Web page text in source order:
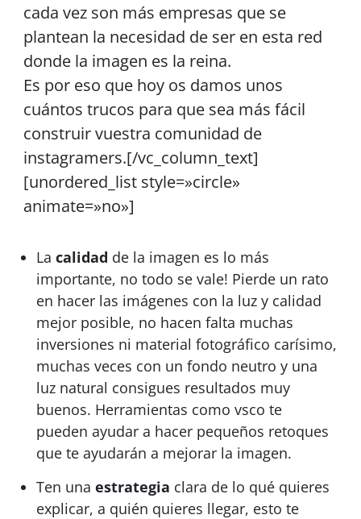
cada vez son más empresas que se
plantean la necesidad de ser en esta red
donde la imagen es la reina.
Es por eso que hoy os damos unos
cuántos trucos para que sea más fácil
construir vuestra comunidad de
instagramers.[/vc_column_text]
[unordered_list style=»circle»
animate=»no»]
Lacalidad de la imagen es lo más
importante, no todo se vale! Pierde un rato
en hacer las imágenes con la luz y calidad
mejor posible, no hacen falta muchas
inversiones ni material fotográfico carísimo,
muchas veces con un fondo neutro y una
luz natural consigues resultados muy
buenos. Herramientas como vsco te
pueden ayudar a hacer pequeños retoques
que te ayudarán a mejorar la imagen.
Ten unaestrategia clara de lo qué quieres
explicar, a quién quieres llegar, esto te